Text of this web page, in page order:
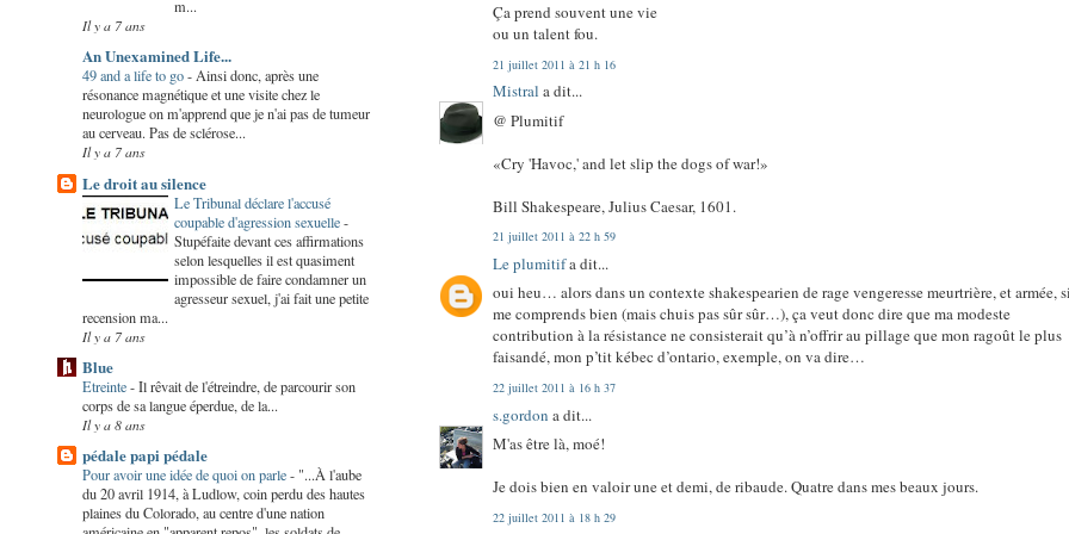
Ça prend souvent une vie
ou un talent fou.
21 juillet 2011 à 21 h 16
Mistral a dit...
@ Plumitif
«Cry 'Havoc,' and let slip the dogs of war!»
Bill Shakespeare, Julius Caesar, 1601.
21 juillet 2011 à 22 h 59
Le plumitifa dit...
oui heu… alors dans un contexte shakespearien de rage vengeresse meurtrière, et armée,
me comprends bien (mais chuis pas sûr sûr…), ça veut donc dire que ma modeste
contribution à la résistance ne consisterait qu’à n’offrir au pillage que mon ragoût le plus
faisandé, mon p’tit kébec d’ontario, exemple, on va dire…
22 juillet 2011 à 16 h 37
s.gordon a dit...
M'as être là, moé!
Je dois bien en valoir une et demi, de ribaude. Quatre dans mes beaux jours.
22 juillet 2011 à 18 h 29
m...
Il y a 7 ans
An Unexamined Life...
49 and a life to go-Ainsi donc, après une
résonance magnétique et une visite chez le
neurologue on m'apprend que je n'ai pas de tumeur
au cerveau. Pas de sclérose...
Il y a 7 ans
Le droit au silence
Le Tribunal déclare l'accusé
coupable d'agression sexuelle-
Stupéfaite devant ces affirmations
selon lesquelles il est quasiment
impossible de faire condamner un
agresseur sexuel, j'ai fait une petite
recension ma...
Il y a 7 ans
Blue
Etreinte-Il rêvait de l'étreindre, de parcourir son
corps de sa langue éperdue, de la...
Il y a 8 ans
pédale papi pédale
Pour avoir une idée de quoi on parle- "...À l'aube
du 20 avril 1914, à Ludlow, coin perdu des hautes
plaines du Colorado, au centre d'une nation